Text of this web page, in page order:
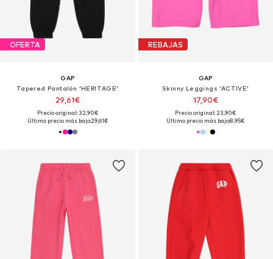
OFERTA
GAP
Tapered Pantalón 'HERITAGE'
29,61€
Precio original: 32,90€
Último precio más bajo:29,61€
REBAJAS
GAP
Skinny Leggings 'ACTIVE'
17,90€
Precio original: 23,90€
Último precio más bajo:8,95€